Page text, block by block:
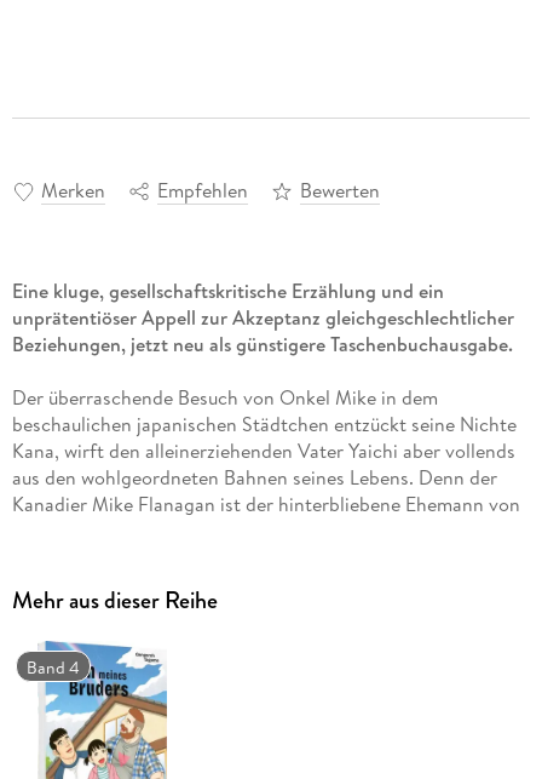
Merken Empfehlen Bewerten
Eine kluge, gesellschaftskritische Erzählung und ein
unprätentiöser Appell zur Akzeptanz gleichgeschlechtlicher
Beziehungen, jetzt neu als günstigere Taschenbuchausgabe.
Der überraschende Besuch von Onkel Mike in dem
beschaulichen japanischen Städtchen entzückt seine Nichte
Kana, wirft den alleinerziehenden Vater Yaichi aber vollends
aus den wohlgeordneten Bahnen seines Lebens. Denn der
Kanadier Mike Flanagan ist der hinterbliebene Ehemann von
Verwandschaft kennenlernen und seine Trauer um Ryoji
teilen, während Yaichi sich gedanklich seinem Zwillingsbruder
erst wieder annähern muss. Hat er damals seinen Bruder
genügend unterstützt, als der ihm seine Homosexualität
gebeichtet hat? Oder fühlte sich Ryoji von ihm im Stich
gelassen? Die ganze Nachbarschaft bebt unter Mikes Besuch,
denn einen großen bärtigen Kanadier haben die wenigsten
Mehr aus dieser Reihe
Band 4